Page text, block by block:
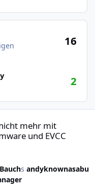
16
2
mehr mit
und EVCC
s andyknownasabu